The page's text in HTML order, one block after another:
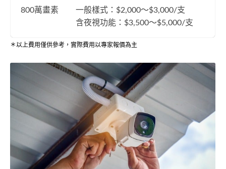
800萬畫素
一般樣式：$2,000～$3,000/支
含夜視功能：$3,500～$5,000/支
＊以上費用僅供參考，實際費用以專家報價為主